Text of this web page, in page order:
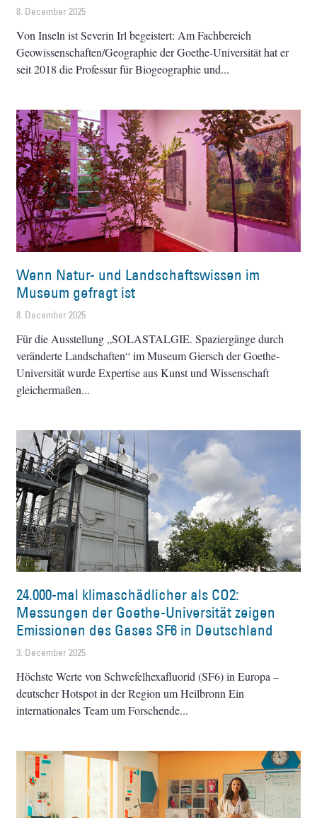
8. December 2025
Von Inseln ist Severin Irl begeistert: Am Fachbereich
Geowissenschaften/Geographie der Goethe-Universität hat er
seit 2018 die Professur für Biogeographie und
Wenn Natur- und Landschaftswissen im
Museum gefragt ist
8. December 2025
Für die Ausstellung „SOLASTALGIE. Spaziergänge durch
veränderte Landschaften“ im Museum Giersch der Goethe-
Universität wurde Expertise aus Kunst und Wissenschaft
gleichermaßen
24.000-mal klimaschädlicher als CO2:
Messungen der Goethe-Universität zeigen
Emissionen des Gases SF6 in Deutschland
3. December 2025
Höchste Werte von Schwefelhexafluorid (SF6) in Europa –
deutscher Hotspot in der Region um Heilbronn Ein
internationales Team um Forschende